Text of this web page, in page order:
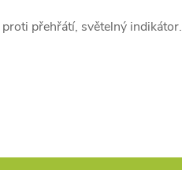
přehřátí, světelný indikátor.